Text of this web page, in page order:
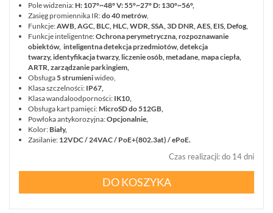
Pole widzenia:H: 107°~48° V: 55°~27° D: 130°~56°,
Zasięg promiennika IR:do 40 metrów,
Funkcje:AWB, AGC, BLC, HLC, WDR, SSA, 3D DNR, AES, EIS, Defog,
Funkcje inteligentne:Ochrona perymetryczna, rozpoznawanie
obiektów, inteligentna detekcja przedmiotów, detekcja
twarzy, identyfikacja twarzy, liczenie osób, metadane, mapa ciepła,
ARTR, zarządzanie parkingiem,
Obsługa5 strumieniwideo,
Klasa szczelności: IP67,
Klasa wandaloodporności: IK10,
Obsługa kart pamięci:MicroSD do 512GB,
Powłoka antykorozyjna:Opcjonalnie,
Kolor:Biały,
Zasilanie: 12VDC / 24VAC / PoE+(802.3at) / ePoE.
Czas realizacji:do 14 dni
DO KOSZYKA